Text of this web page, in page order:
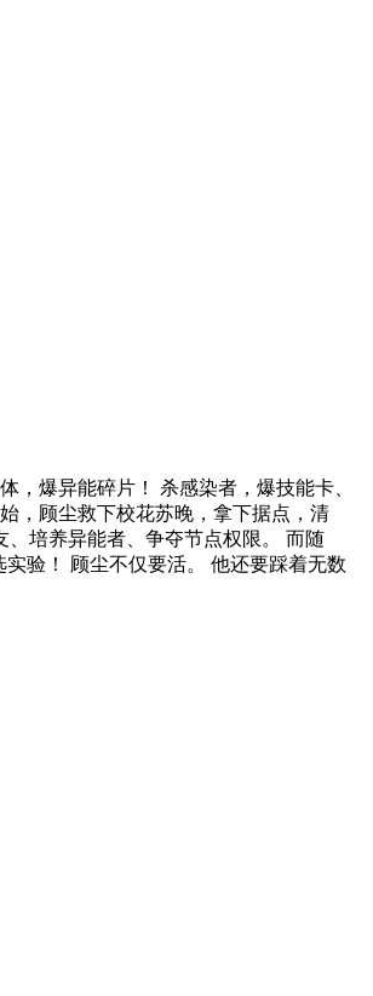
，爆异能碎片！ 杀感染者，爆技能卡、
，顾尘救下校花苏晚，拿下据点，清
培养异能者、争夺节点权限。 而随
验！ 顾尘不仅要活。 他还要踩着无数